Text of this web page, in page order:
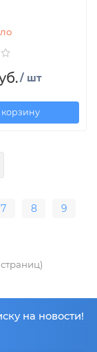
/ шт
корзину
7 8 9
страниц)
на новости!